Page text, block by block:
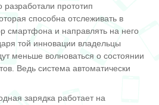
прототип
способна отслеживать в
смартфона и направлять на него
той инновации владельцы
меньше волноваться о состоянии
Ведь система автоматически
зарядка работает на